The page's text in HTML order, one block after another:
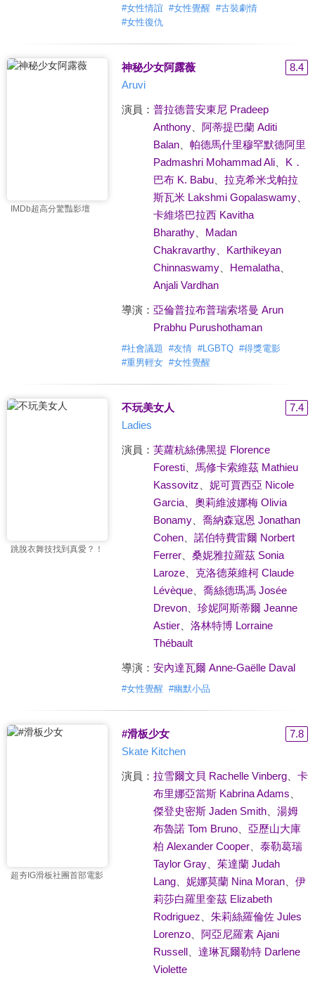
#女性情誼 #女性覺醒 #古裝劇情
#女性復仇
IMDb超高分驚豔影壇
神秘少女阿露薇
8.4
Aruvi
演員： 普拉德普安東尼 Pradeep
Anthony、 阿蒂提巴蘭 Aditi
Balan、 帕德馬什里穆罕默德阿里
Padmashri Mohammad Ali、 K．
巴布 K. Babu、 拉克希米戈帕拉
斯瓦米 Lakshmi Gopalaswamy、
卡維塔巴拉西 Kavitha
Bharathy、 Madan
Chakravarthy、 Karthikeyan
Chinnaswamy、 Hemalatha、
Anjali Vardhan
導演： 亞倫普拉布普瑞索塔曼 Arun
Prabhu Purushothaman
#社會議題 #友情 #LGBTQ #得獎電影
#重男輕女 #女性覺醒
跳脫衣舞技找到真愛？！
不玩美女人
7.4
Ladies
演員： 芙蘿杭絲佛黑提 Florence
Foresti、 馬修卡索維茲 Mathieu
Kassovitz
妮可賈西亞 Nicole
Garcia、 奧莉維波娜梅 Olivia
Bonamy、 喬納森寇恩 Jonathan
Cohen、 諾伯特費雷爾 Norbert
Ferrer、 桑妮雅拉羅茲 Sonia
Laroze、 克洛德萊維柯 Claude
Lévèque、 喬絲德瑪馮 Josée
Drevon、 珍妮阿斯蒂爾 Jeanne
Astier、 洛林特博 Lorraine
Thébault
導演： 安內達瓦爾 Anne-Gaëlle Daval
#女性覺醒 #幽默小品
超夯IG滑板社團首部電影
#滑板少女
7.8
Skate Kitchen
演員： 拉雪爾文貝 Rachelle Vinberg、 卡
布里娜亞當斯 Kabrina Adams
傑登史密斯 Jaden Smith、 湯姆
布魯諾 Tom Bruno、 亞歷山大庫
柏 Alexander Cooper、 泰勒葛瑞
Taylor Gray、 茱達蘭 Judah
Lang、 妮娜莫蘭 Nina Moran、 伊
莉莎白羅里奎茲 Elizabeth
Rodriguez
朱莉絲羅倫佐 Jules
Lorenzo、 阿亞尼羅素 Ajani
Russell、 達琳瓦爾勒特 Darlene
Violette